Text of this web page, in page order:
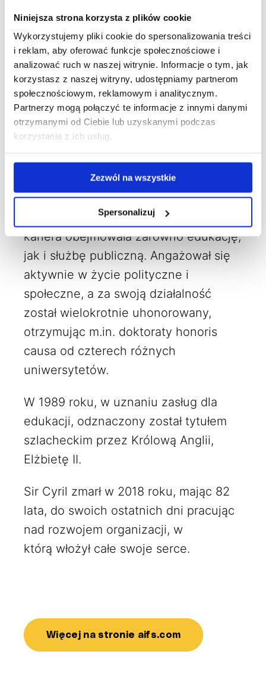
Niniejsza strona korzysta z plików cookie
Wykorzystujemy pliki cookie do spersonalizowania treści
i reklam, aby oferować funkcje społecznościowe i
analizować ruch w naszej witrynie. Informacje o tym, jak
korzystasz z naszej witryny, udostępniamy partnerom
społecznościowym, reklamowym i analitycznym.
Partnerzy mogą połączyć te informacje z innymi danymi
otrzymanymi od Ciebie lub uzyskanymi podczas
korzystania z ich usług.
Zezwól na wszystkie
Spersonalizuj
O nas Kim jesteśmy
Sir Cyril Taylor
Sir Cyril Taylor urodził się w Yorkshire
w Anglii. Był założycielem oraz
prezydentem AIFS, a jego imponująca
kariera obejmowała zarówno edukację,
jak i służbę publiczną. Angażował się
aktywnie w życie polityczne i
społeczne, a za swoją działalność
został wielokrotnie uhonorowany,
otrzymując m.in. doktoraty honoris
causa od czterech różnych
uniwersytetów.
W 1989 roku, w uznaniu zasług dla
edukacji, odznaczony został tytułem
szlacheckim przez Królową Anglii,
Elżbietę II.
Sir Cyril zmarł w 2018 roku, mając 82
lata, do swoich ostatnich dni pracując
nad rozwojem organizacji, w
którą włożył całe swoje serce.
Więcej na stronie aifs.com